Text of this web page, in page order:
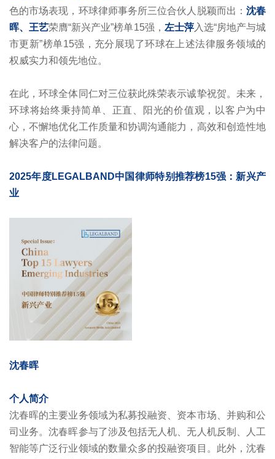
色的市场表现，环球律师事务所三位合伙人脱颖而出： 沈春
晖、王艺荣膺“新兴产业”榜单15强， 左士萍入选“房地产与城
市更新”榜单15强，充分展现了环球在上述法律服务领域的
权威实力和领先地位。
在此，环球全体同仁对三位获此殊荣表示诚挚祝贺。未来，
环球将始终秉持简单、正直、阳光的价值观，以客户为中
心，不懈地优化工作质量和协调沟通能力，高效和创造性地
解决客户的法律问题。
2025年度LEGALBAND中国律师特别推荐榜15强：新兴产
业
沈春晖
个人简介
沈春晖的主要业务领域为私募投融资、资本市场、并购和公
司业务。沈春晖参与了涉及包括无人机、无人机反制、人工
智能等广泛行业领域的数量众多的投融资项目。此外，沈春